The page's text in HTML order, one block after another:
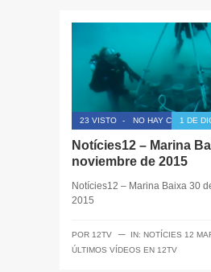
23 VISTO - NO HAY 1 DE
Notícies12 – Marina
noviembre de 2015
Notícies12 – Marina Baixa 30
2015
POR 12TV ─ IN: NOTÍCIES 12
ÚLTIMOS VÍDEOS EN 12TV